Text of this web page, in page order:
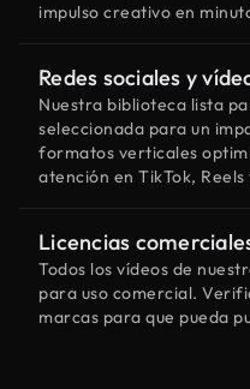
impulso creativo en
Redes sociales y
Nuestra biblioteca lista
seleccionada para un
formatos verticales
atención en TikTok, Reels
Licencias
Todos los vídeos de
para uso comercial.
marcas para que pueda